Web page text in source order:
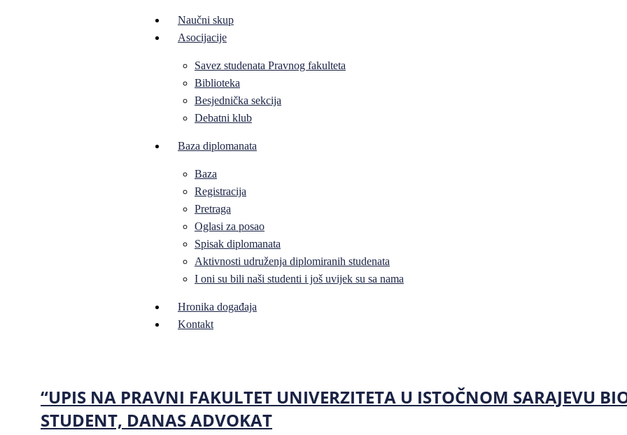
Naučni skup
Asocijacije
Savez studenata Pravnog fakulteta
Biblioteka
Besjednička sekcija
Debatni klub
Baza diplomanata
Baza
Registracija
Pretraga
Oglasi za posao
Spisak diplomanata
Aktivnosti udruženja diplomiranih studenata
I oni su bili naši studenti i još uvijek su sa nama
Hronika događaja
Kontakt
“UPIS NA PRAVNI FAKULTET UNIVERZITETA U ISTOČNOM SARAJEVU
STUDENT, DANAS ADVOKAT